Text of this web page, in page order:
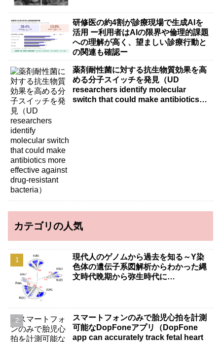
研修医の約4割が診療現場で生成AIを
活用 ー利用者はAIの限界や倫理的課題
への理解が高く、望ましい診療行動と
の関連も確認ー
薬剤耐性菌に対する抗生物質効果を高
める分子スイッチを発見（UD
researchers identify molecular
switch that could make antibiotics
カテゴリの人気
現代人のゲノムから過去を知る～Y染
色体の遺伝子系図解析からわかった縄
文時代晩期から弥生時代に…
スマートフォンのみで胎児心拍を計測
可能なDopFoneアプリ（DopFone
app can accurately track fetal heart